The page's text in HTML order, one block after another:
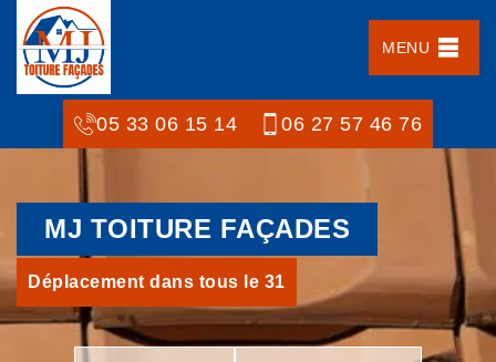
MENU
05 33 06 15 14 06 27 57 46 76
MJ TOITURE FAÇADES
Déplacement dans tous le 31